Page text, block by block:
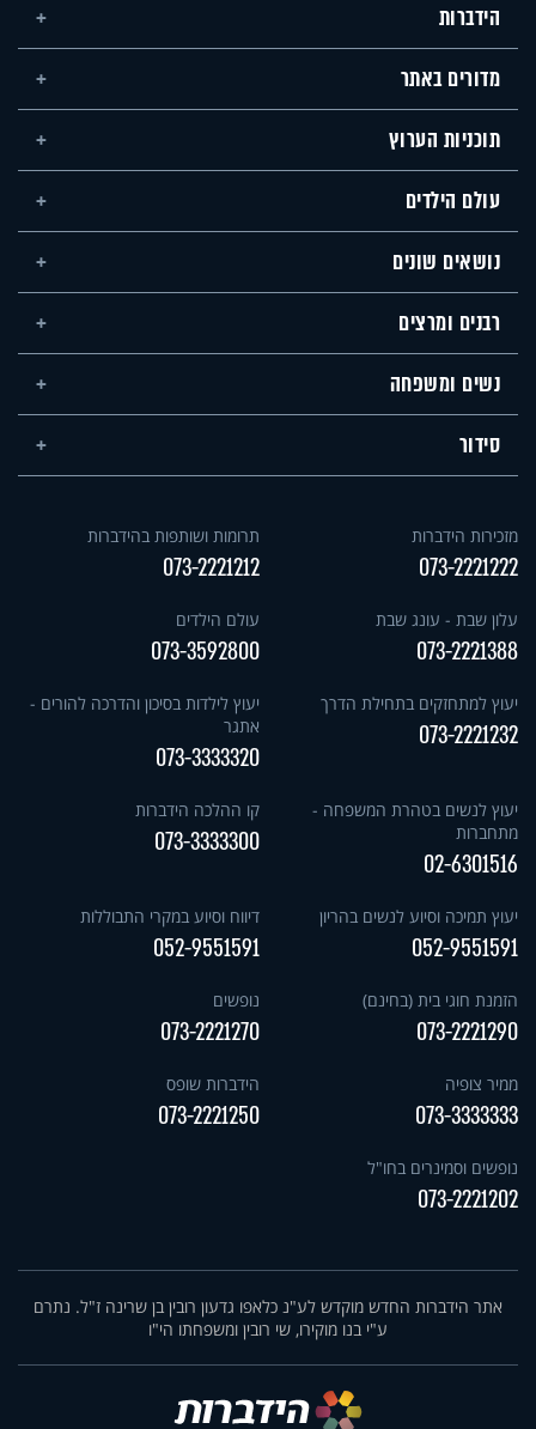
הידברות
מדורים באתר
תוכניות הערוץ
עולם הילדים
נושאים שונים
רבנים ומרצים
נשים ומשפחה
סידור
מזכירות הידברות
073-2221222
תרומות ושותפות בהידברות
073-2221212
עלון שבת - עונג שבת
073-2221388
עולם הילדים
073-3592800
יעוץ למתחזקים בתחילת הדרך
073-2221232
יעוץ לילדות בסיכון והדרכה להורים -
אתגר
073-3333320
יעוץ לנשים בטהרת המשפחה -
מתחברות
02-6301516
קו ההלכה הידברות
073-3333300
יעוץ תמיכה וסיוע לנשים בהריון
052-9551591
דיווח וסיוע במקרי התבוללות
052-9551591
הזמנת חוגי בית (בחינם)
073-2221290
נופשים
073-2221270
ממיר צופיה
073-3333333
הידברות שופס
073-2221250
נופשים וסמינרים בחו"ל
073-2221202
אתר הידברות החדש מוקדש לע"נ כלאפו גדעון רובין בן שרינה ז"ל. נתרם
ע"י בנו מוקירו, שי רובין ומשפחתו הי"ו